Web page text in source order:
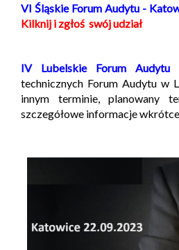
VI Śląskie Forum Audytu -
Kilknij i zgłoś swój udział
IV Lubelskie Forum Audytu
technicznych Forum Audytu w
innym terminie, planowany
szczegółowe informacje wkrótce.